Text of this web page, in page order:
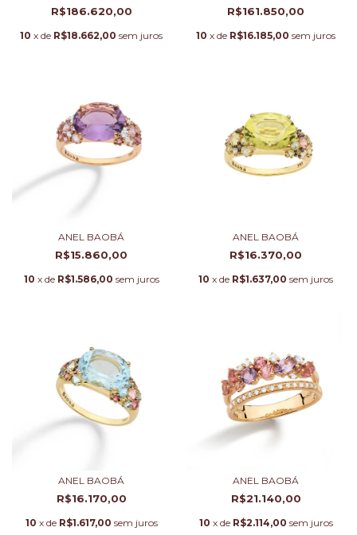
R$186.620,00
10 x de R$18.662,00 sem juros
R$161.850,00
10 x de R$16.185,00 sem juros
ANEL BAOBÁ
R$15.860,00
10 x de R$1.586,00 sem juros
ANEL BAOBÁ
R$16.370,00
10 x de R$1.637,00 sem juros
ANEL BAOBÁ
R$16.170,00
10 x de R$1.617,00 sem juros
ANEL BAOBÁ
R$21.140,00
10 x de R$2.114,00 sem juros